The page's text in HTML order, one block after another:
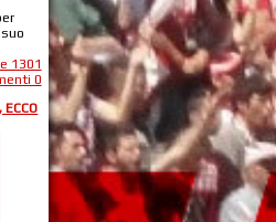
1301
0